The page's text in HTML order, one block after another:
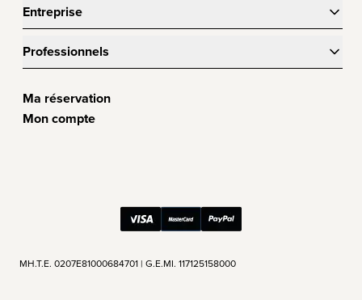
Entreprise
Professionnels
Ma réservation
Mon compte
ΜΗ.Τ.Ε. 0207Ε81000684701 | G.E.MI. 117125158000